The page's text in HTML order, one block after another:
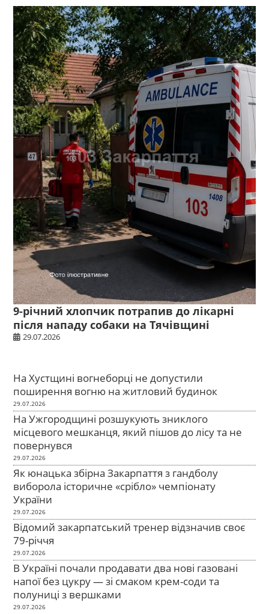
9-річний хлопчик потрапив до лікарні
після нападу собаки на Тячівщині
29.07.2026
На Хустщині вогнеборці не допустили
поширення вогню на житловий будинок
29.07.2026
На Ужгородщині розшукують зниклого
місцевого мешканця, який пішов до лісу та не
повернувся
29.07.2026
Як юнацька збірна Закарпаття з гандболу
виборола історичне «срібло» чемпіонату
України
29.07.2026
Відомий закарпатський тренер відзначив своє
79-річчя
29.07.2026
В Україні почали продавати два нові газовані
напої без цукру — зі смаком крем-соди та
полуниці з вершками
29.07.2026